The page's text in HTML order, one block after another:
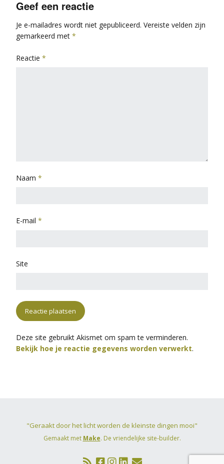
Geef een reactie
Je e-mailadres wordt niet gepubliceerd. Vereiste velden zijn
gemarkeerd met *
Reactie *
Naam *
E-mail *
Site
Deze site gebruikt Akismet om spam te verminderen.
Bekijk hoe je reactie gegevens worden verwerkt.
"Geraakt door het licht worden de kleinste dingen mooi"
Gemaakt met Make. De vriendelijke site-builder.